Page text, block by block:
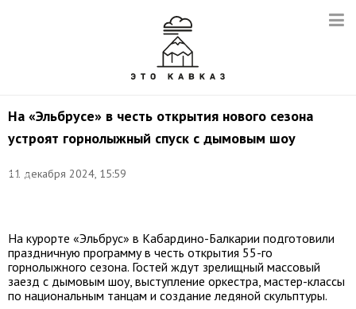
На «Эльбрусе» в честь открытия нового сезона
устроят горнолыжный спуск с дымовым шоу
11 декабря 2024, 15:59
Елена
На курорте «Эльбрус» в Кабардино-Балкарии подготовили
праздничную программу в честь открытия 55-го
горнолыжного сезона. Гостей ждут зрелищный массовый
заезд с дымовым шоу, выступление оркестра, мастер-классы
по национальным танцам и создание ледяной скульптуры.